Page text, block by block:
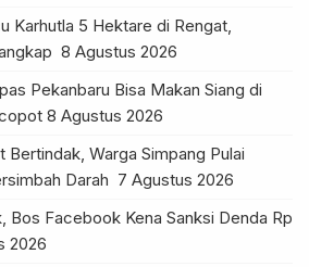
Karhutla 5 Hektare di Rengat,
8 Agustus 2026
Pekanbaru Bisa Makan Siang di
8 Agustus 2026
Bertindak, Warga Simpang Pulai
Darah 7 Agustus 2026
Bos Facebook Kena Sanksi Denda Rp
2026